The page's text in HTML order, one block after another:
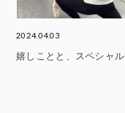
2024.04.03
嬉しことと、スペシャ